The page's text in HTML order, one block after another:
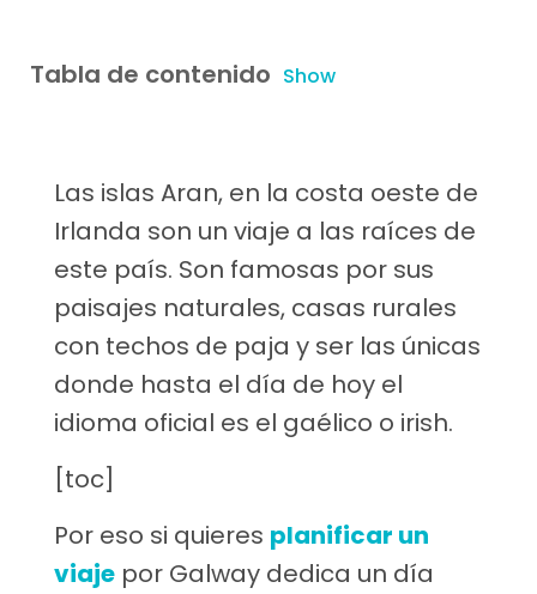
Tabla de contenido Show
Las islas Aran, en la costa oeste de
Irlanda son un viaje a las raíces de
este país. Son famosas por sus
paisajes naturales, casas rurales
con techos de paja y ser las únicas
donde hasta el día de hoy el
idioma oficial es el gaélico o irish.
[toc]
Por eso si quieres planificar un
viaje por Galway dedica un día